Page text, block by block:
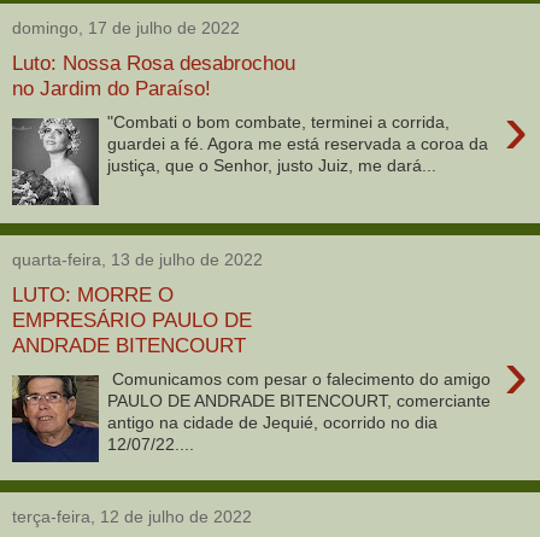
domingo, 17 de julho de 2022
Luto: Nossa Rosa desabrochou
no Jardim do Paraíso!
›
"Combati o bom combate, terminei a corrida,
guardei a fé. Agora me está reservada a coroa da
justiça, que o Senhor, justo Juiz, me dará...
quarta-feira, 13 de julho de 2022
LUTO: MORRE O
EMPRESÁRIO PAULO DE
ANDRADE BITENCOURT
›
Comunicamos com pesar o falecimento do amigo
PAULO DE ANDRADE BITENCOURT, comerciante
antigo na cidade de Jequié, ocorrido no dia
12/07/22....
terça-feira, 12 de julho de 2022